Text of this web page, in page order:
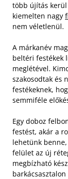
több újítás kerül
kiemelten nagy
nem véletlenül.
A márkanév
beltéri festékek
meglétével.
szakosodtak és
festékeknek,
semmiféle
Egy doboz
festést, akár a
lehetünk
felület az új
megbízható